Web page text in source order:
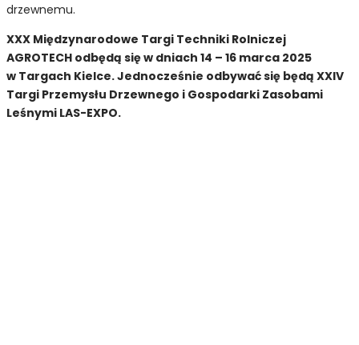
drzewnemu.
XXX Międzynarodowe Targi Techniki Rolniczej
AGROTECH odbędą się w dniach 14 – 16 marca 2025
w Targach Kielce. Jednocześnie odbywać się będą XXIV
Targi Przemysłu Drzewnego i Gospodarki Zasobami
Leśnymi LAS-EXPO.